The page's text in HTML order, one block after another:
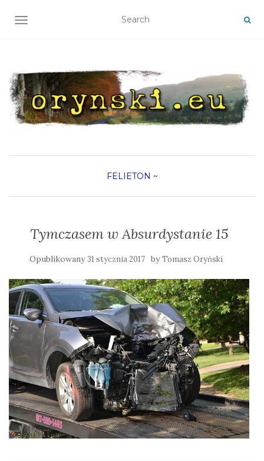
TOGGLE NAVIGATION
FELIETON ~
Tymczasem w Absurdystanie 15
Opublikowany 31 stycznia 2017 byTomasz Oryński